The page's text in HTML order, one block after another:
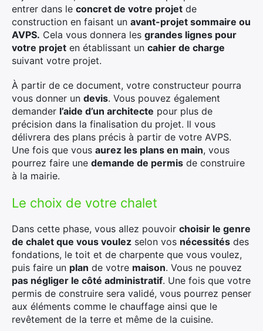
entrer dans le concret de votre projet de
construction en faisant un avant-projet sommaire ou
AVPS. Cela vous donnera les grandes lignes pour
votre projet en établissant un cahier de charge
suivant votre projet.
À partir de ce document, votre constructeur pourra
vous donner un devis. Vous pouvez également
demander l’aide d’un architecte pour plus de
précision dans la finalisation du projet. Il vous
délivrera des plans précis à partir de votre AVPS.
Une fois que vous aurez les plans en main, vous
pourrez faire une demande de permis de construire
à la mairie.
Le choix de votre chalet
Dans cette phase, vous allez pouvoir choisir le genre
de chalet que vous voulez selon vos nécessités des
fondations, le toit et de charpente que vous voulez,
puis faire un plan de votre maison. Vous ne pouvez
pas négliger le côté administratif. Une fois que votre
permis de construire sera validé, vous pourrez penser
aux éléments comme le chauffage ainsi que le
revêtement de la terre et même de la cuisine.